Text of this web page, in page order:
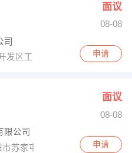
面议
08-08
司
发区工业园四路
申请
面议
08-08
限公司
苏家屯区瑰香街138号申请